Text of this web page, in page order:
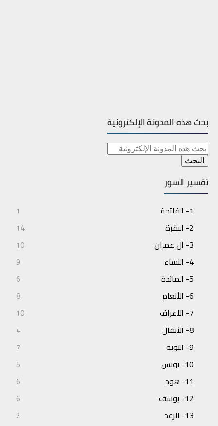
بحث هذه المدونة الإلكترونية
تفسير السور
1- الفاتحة
1
2- البقرة
14
3- آل عمران
10
4- النساء
9
5- المائدة
6
6- الأنعام
8
7- الأعراف
10
8- الأنفال
4
9- التوبة
7
10- يونس
5
11- هود
6
12- يوسف
6
13- الرعد
2